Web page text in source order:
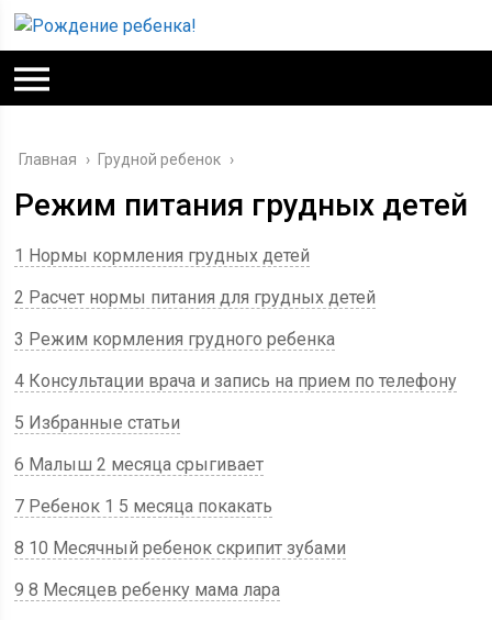
Главная › Грудной ребенок ›
Режим питания грудных детей
1 Нормы кормления грудных детей
2 Расчет нормы питания для грудных детей
3 Режим кормления грудного ребенка
4 Консультации врача и запись на прием по телефону
5 Избранные статьи
6 Малыш 2 месяца срыгивает
7 Ребенок 1 5 месяца покакать
8 10 Месячный ребенок скрипит зубами
9 8 Месяцев ребенку мама лара